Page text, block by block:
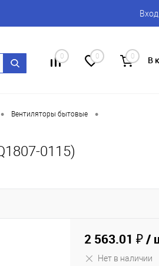
Вход
0 0 0 В
• Вентиляторы бытовые •
0115)
2 563.01 ₽/
Нет в наличии